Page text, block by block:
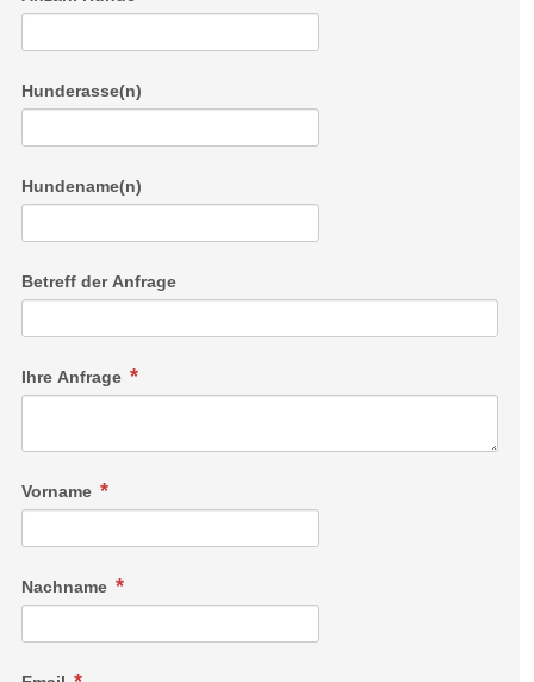
Hunderasse(n)
Hundename(n)
Betreff der Anfrage
Ihre Anfrage
Vorname
Nachname